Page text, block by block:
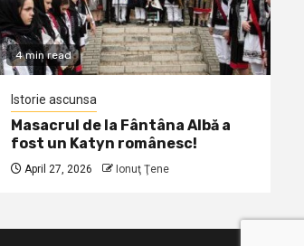
4 min read
Istorie ascunsa
Masacrul de la Fântâna Albă a
fost un Katyn românesc!
April 27, 2026 Ionuţ Ţene